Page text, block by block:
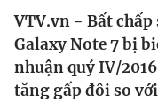
Thế giới
Tin tức
Thế giới đó đây
Kinh tế
VTV.vn - Bất chấp
Galaxy Note 7 bị
nhuận quý IV/
tăng gấp đôi so